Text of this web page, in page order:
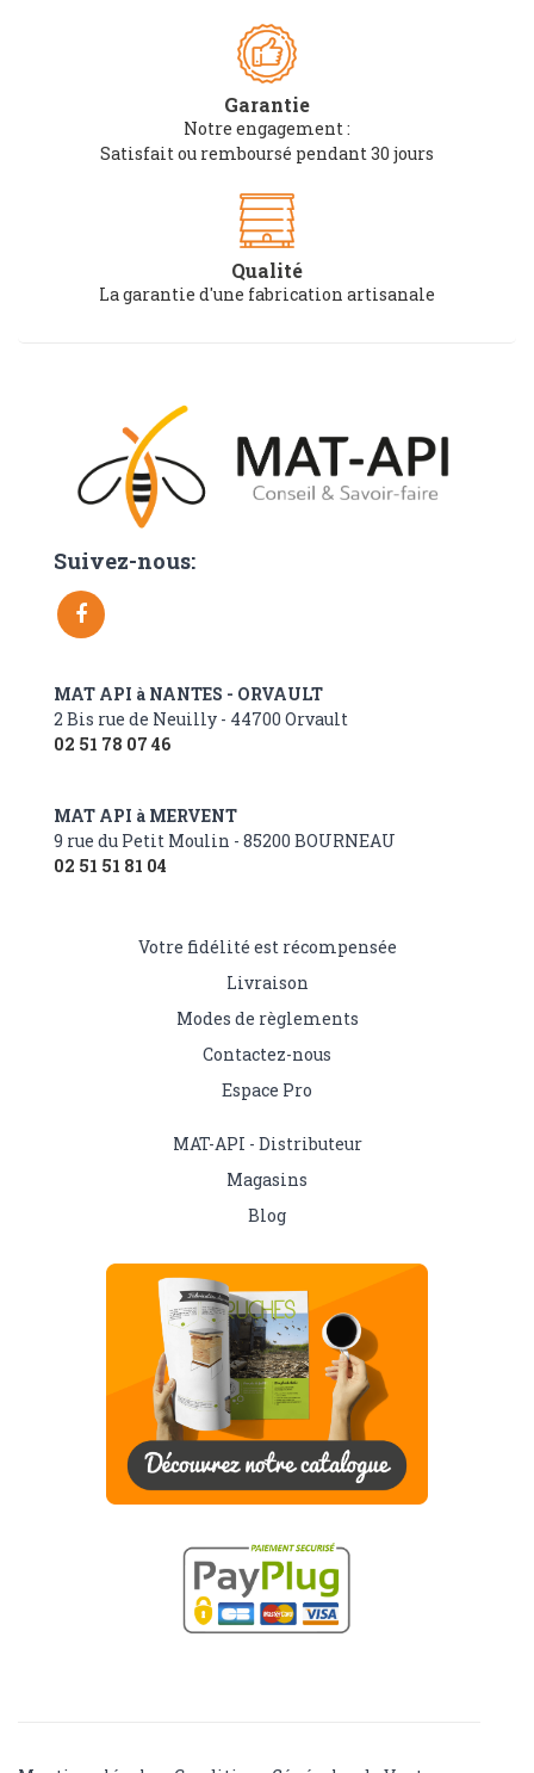
Garantie
Notre engagement :
Satisfait ou remboursé pendant 30 jours
Qualité
La garantie d'une fabrication artisanale
Suivez-nous:
MAT API à NANTES - ORVAULT
2 Bis rue de Neuilly - 44700 Orvault
02 51 78 07 46
MAT API à MERVENT
9 rue du Petit Moulin - 85200 BOURNEAU
02 51 51 81 04
Votre fidélité est récompensée
Livraison
Modes de règlements
Contactez-nous
Espace Pro
MAT-API - Distributeur
Magasins
Blog